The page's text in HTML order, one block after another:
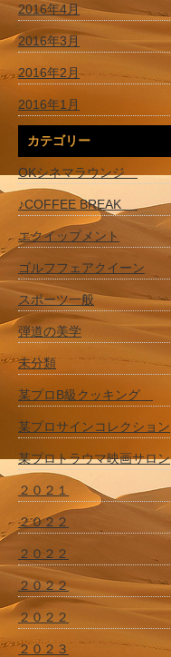
2016年4月
2016年3月
2016年2月
2016年1月
カテゴリー
OKシネマラウンジ
♪COFFEE BREAK
エクイップメント
ゴルフフェアクイーン
スポーツ一般
弾道の美学
未分類
某プロB級クッキング
某プロサインコレクション
某プロトラウマ映画サロン
２０２１
２０２２
２０２２
２０２２
２０２２
２０２３